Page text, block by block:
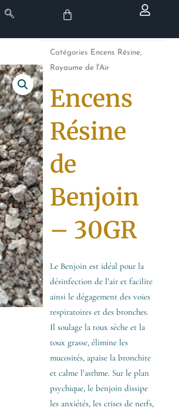
Catégories Encens Résine,
Royaume de l'Air
Encens
Résine
de
Benjoin
– 30GR
Le Benjoin est idéal pour la
désinfection de l’air et facilite
ainsi le dégagement des voies
respiratoires et des bronches.
Il soulage la toux sèche et la
toux grasse, élimine les
mucosités, apaise la bronchite
et calme l’asthme. Sur le plan
psychique, le benjoin dissipe
les anxiétés, les crises de nerfs,